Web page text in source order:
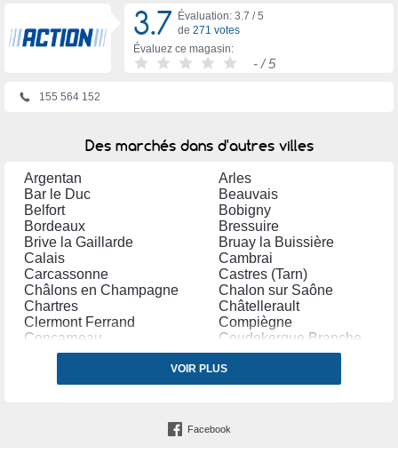
3.7 Évaluation: 3.7 /5
de 271 votes
Évaluez ce magasin:
- / 5
155 564 152
Des marchés dans d'autres villes
Argentan
Arles
Bar le Duc
Beauvais
Belfort
Bobigny
Bordeaux
Bressuire
Brive la Gaillarde
Bruay la Buissière
Calais
Cambrai
Carcassonne
Castres (Tarn)
Châlons en Champagne
Chalon sur Saône
Chartres
Châtellerault
Clermont Ferrand
Compiègne
Concarneau
Coudekerque Branche
Créteil
Dole
Dreux
Etampes
Fleury les Aubrais
Houilles
VOIR PLUS
Facebook